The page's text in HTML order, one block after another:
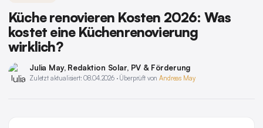
Küche renovieren Kosten 2026: Was
kostet eine Küchenrenovierung
wirklich?
Julia May, Redaktion Solar, PV & Förderung
Zuletzt aktualisiert: 08.04.2026 · Überprüft vonAndreas May